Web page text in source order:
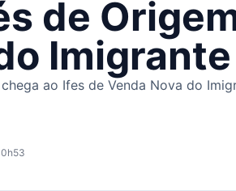
de
Imigrante
ao Ifes de Venda Nova do